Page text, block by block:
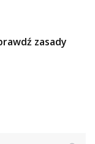
zasady